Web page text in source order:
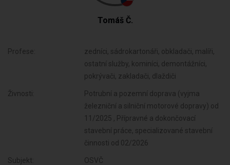
Tomáš Č.
Profese:
zedníci, sádrokartonáři, obkladači, malíři,
ostatní služby, kominíci, demontážníci,
pokrývači, zakladači, dlaždiči
Živnosti:
Potrubní a pozemní doprava (vyjma
železniční a silniční motorové dopravy) od
11/2025 , Přípravné a dokončovací
stavební práce, specializované stavební
činnosti od 02/2026
Subjekt: OSVČ